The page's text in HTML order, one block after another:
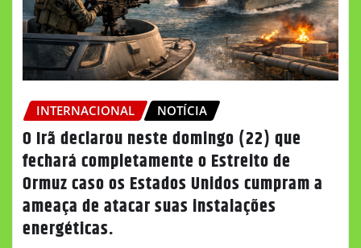
INTERNACIONAL NOTÍCIA
O Irã declarou neste domingo (22) que
fechará completamente o Estreito de
Ormuz caso os Estados Unidos cumpram a
ameaça de atacar suas instalações
energéticas.